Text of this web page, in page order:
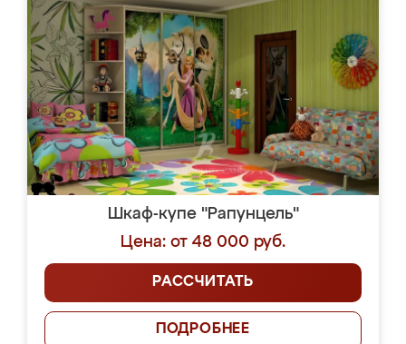
Шкаф-купе "Рапунцель"
Цена: от 48 000 руб.
РАССЧИТАТЬ
ПОДРОБНЕЕ